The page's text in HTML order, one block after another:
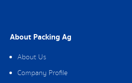
About Packing Ag
About Us
Company Profile